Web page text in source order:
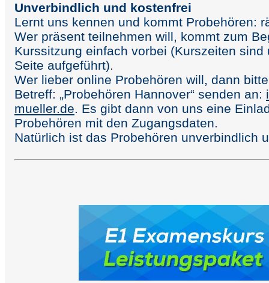
Unverbindlich und kostenfrei
Lernt uns kennen und kommt Probehören:
Wer präsent teilnehmen will, kommt zum
Kurssitzung einfach vorbei (Kurszeiten sind
Seite aufgeführt).
Wer lieber online Probehören will, dann
Betreff: „Probehören Hannover“ senden an:
mueller.de. Es gibt dann von uns eine
Probehören mit den Zugangsdaten.
Natürlich ist das Probehören unverbindlich